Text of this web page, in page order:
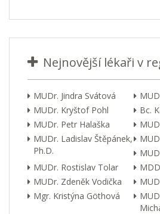
Nejnovější lékaři v
MUDr. Jindra Svátová
MUDr. Kryštof Pohl
Bc.
MUDr. Petr Halaška
MUDr. Ladislav Štěpánek,
Ph.D.
MUDr. Rostislav Tolar
MUDr. Zdeněk Vodička
Mgr. Kristýna Göthová